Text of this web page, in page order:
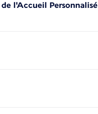
l'Accueil Personnalisé